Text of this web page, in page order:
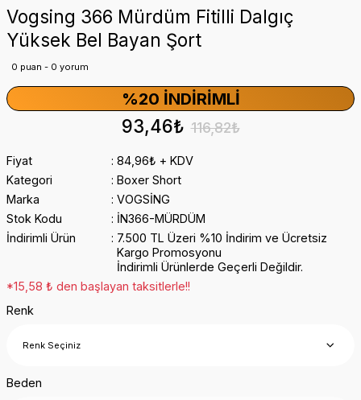
Vogsing 366 Mürdüm Fitilli Dalgıç
Yüksek Bel Bayan Şort
0 puan - 0 yorum
%20 İNDIRIMLI
93,46₺ 116,82₺
Fiyat
84,96₺ + KDV
Kategori
Boxer Short
Marka
VOGSİNG
Stok Kodu
İN366-MÜRDÜM
İndirimli Ürün
7.500 TL Üzeri %10 İndirim ve Ücretsiz
Kargo Promosyonu
İndirimli Ürünlerde Geçerli Değildir.
*15,58 ₺ den başlayan taksitlerle!!
Renk
Beden